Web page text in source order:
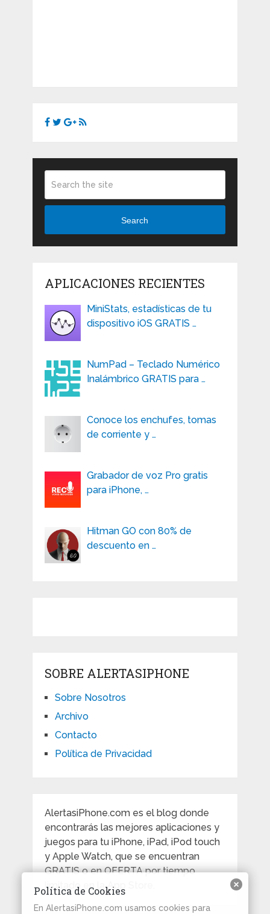
Search
APLICACIONES RECIENTES
MiniStats, estadísticas de tu
dispositivo iOS GRATIS …
NumPad – Teclado Numérico
Inalámbrico GRATIS para …
Conoce los enchufes, tomas
de corriente y …
Grabador de voz Pro gratis
para iPhone, …
Hitman GO con 80% de
descuento en …
SOBRE ALERTASIPHONE
Sobre Nosotros
Archivo
Contacto
Política de Privacidad
AlertasiPhone.com es el blog donde
encontrarás las mejores aplicaciones y
juegos para tu iPhone, iPad, iPod touch
y Apple Watch, que se encuentran
GRATIS o en OFERTA por tiempo
limitado en la App Store.
Política de Cookies
En AlertasiPhone.com usamos cookies para